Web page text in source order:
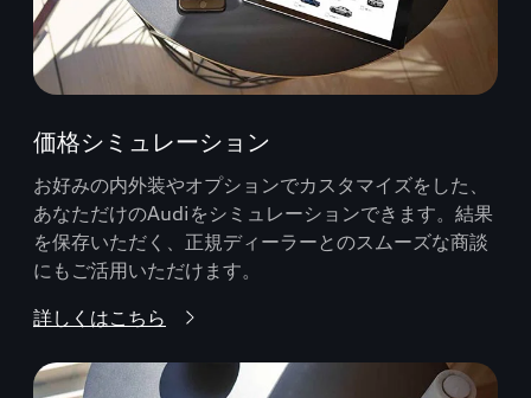
価格シミュレーション
お好みの内外装やオプションでカスタマイズをした、
あなただけのAudiをシミュレーションできます。結果
を保存いただく、正規ディーラーとのスムーズな商談
にもご活用いただけます。
詳しくはこちら